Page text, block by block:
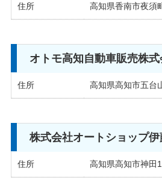
運営会社
加盟店向け
住所 高知県香南市夜須
オトモ高知自動車販売株式
住所 高知県高知市五台
株式会社オートショップ伊
住所 高知県高知市神田